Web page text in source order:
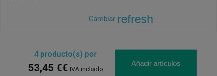
Cambiar refresh
4producto(s) por
53,45 €€ IVA incluido
Añadir artículos